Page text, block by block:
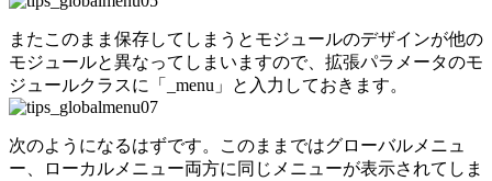
またこのまま保存してしまうとモジュールのデザインが他の
モジュールと異なってしまいますので、拡張パラメータのモ
ジュールクラスに「_menu」と入力しておきます。
次のようになるはずです。このままではグローバルメニュ
ー、ローカルメニュー両方に同じメニューが表示されてしま